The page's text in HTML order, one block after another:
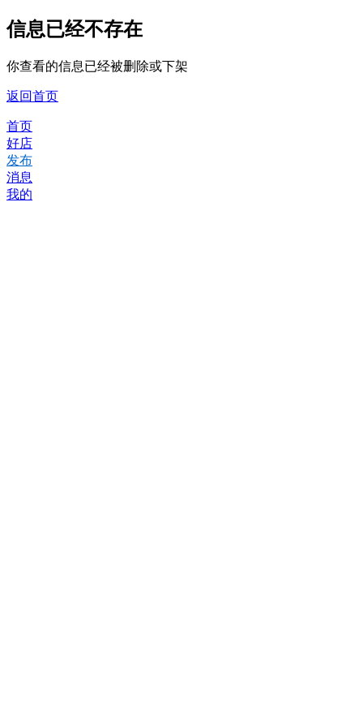
信息已经不存在
你查看的信息已经被删除或下架
返回首页
首页
好店
发布
消息
我的